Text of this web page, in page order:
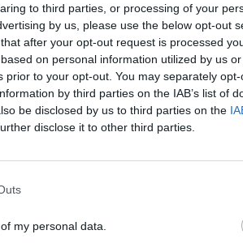
to third parties, or processing of your
by us, please use the below opt-out
after your opt-out request is processed
on personal information utilized by us
prior to your opt-out. You may separately
by third parties on the IAB’s list of
be disclosed by us to third parties on the
disclose it to other third parties.
my personal data.
premiato anche con
master è eccellente la
il 3°posto finale di
dell’ottimo lavoro e
Renda si cimenta
affascinante come la
Half Marathon.